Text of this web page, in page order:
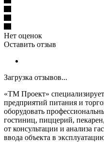
Нет оценок
Оставить отзыв
Загрузка отзывов...
«ТМ Проект»
предприятий питания и
оборудовать
гостиниц, пиццерий,
от консультации и анализа
ввода объекта в